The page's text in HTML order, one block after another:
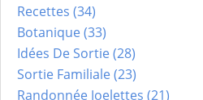
Recettes (34)
Botanique(33)
Idées De Sortie(28)
Sortie Familiale(23)
Randonnée Joelettes (21)